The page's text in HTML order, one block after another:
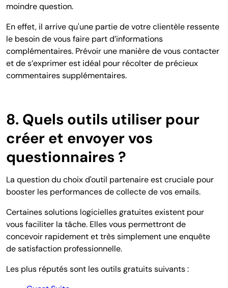
moindre question.
En effet, il arrive qu'une partie de votre clientèle ressente
le besoin de vous faire part d’informations
complémentaires. Prévoir une manière de vous contacter
et de s’exprimer est idéal pour récolter de précieux
commentaires supplémentaires.
8. Quels outils utiliser pour
créer et envoyer vos
questionnaires ?
La question du choix d'outil partenaire est cruciale pour
booster les performances de collecte de vos emails.
Certaines solutions logicielles gratuites existent pour
vous faciliter la tâche. Elles vous permettront de
concevoir rapidement et très simplement une enquête
de satisfaction professionnelle.
Les plus réputés sont les outils gratuits suivants :